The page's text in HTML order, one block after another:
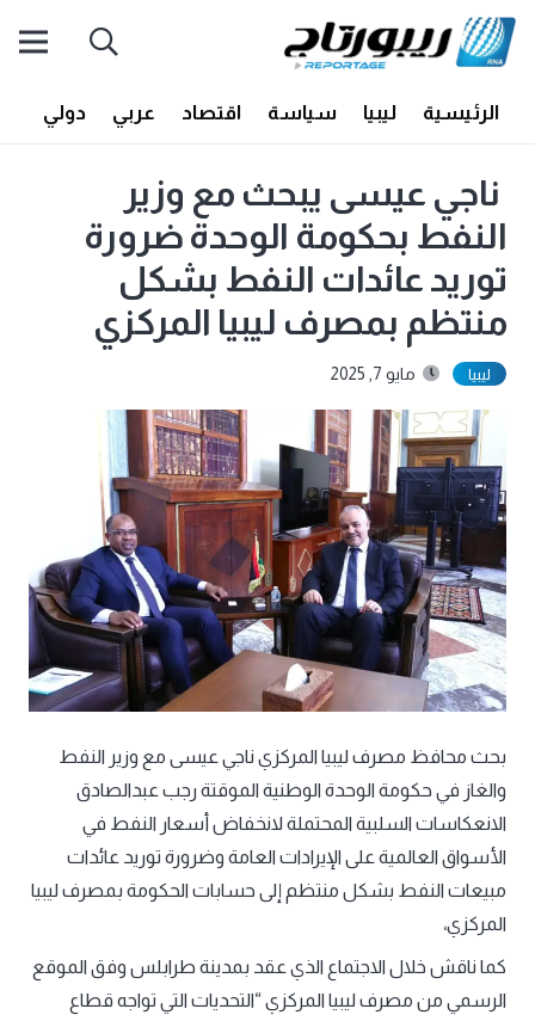
الرئيسية ليبيا سياسة اقتصاد عربي دولي
ناجي عيسى يبحث مع وزير
النفط بحكومة الوحدة ضرورة
توريد عائدات النفط بشكل
منتظم بمصرف ليبيا المركزي
ليبيا مايو 7, 2025
بحث محافظ مصرف ليبيا المركزي ناجي عيسى مع وزير النفط
والغاز في حكومة الوحدة الوطنية الموقتة رجب عبدالصادق
الانعكاسات السلبية المحتملة لانخفاض أسعار النفط في
الأسواق العالمية على الإيرادات العامة وضرورة توريد عائدات
مبيعات النفط بشكل منتظم إلى حسابات الحكومة بمصرف ليبيا
المركزي،
كما ناقش خلال الاجتماع الذي عقد بمدينة طرابلس وفق الموقع
الرسمي من مصرف ليبيا المركزي “التحديات التي تواجه قطاع